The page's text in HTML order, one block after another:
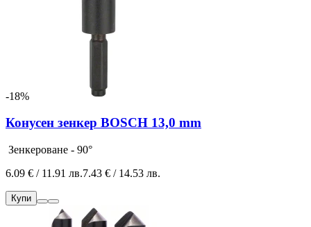
-18%
Конусен зенкер BOSCH 13,0 mm
Зенкероване - 90°
6.09 € / 11.91 лв.7.43 € / 14.53 лв.
Купи